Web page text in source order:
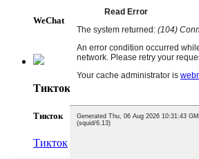
WeChat
Тикток
Тикток
Тикток